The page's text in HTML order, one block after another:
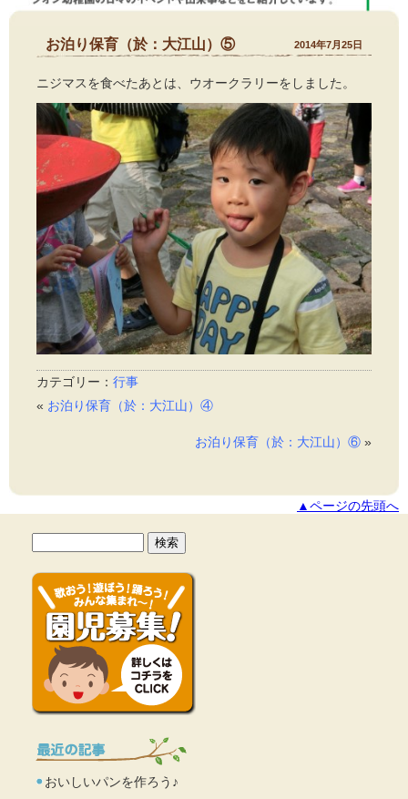
お泊り保育（於：大江山）⑤ 2014年7月25日
ニジマスを食べたあとは、ウオークラリーをしました。
カテゴリー： 行事
« お泊り保育（於：大江山）④
お泊り保育（於：大江山）⑥ »
▲ページの先頭へ
おいしいパンを作ろう♪